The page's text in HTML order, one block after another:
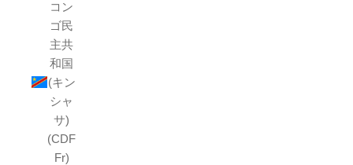
コン
ゴ民
主共
和国
(キン
シャ
サ)
(CDF
Fr)